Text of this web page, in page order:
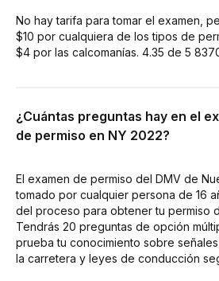
No hay tarifa para tomar el examen,
$10 por cualquiera de los tipos de
$4 por las calcomanías. 4.35 de 5
¿Cuántas preguntas hay en el
de permiso en NY 2022?
El examen de permiso del DMV de
tomado por cualquier persona de 16
del proceso para obtener tu permiso
Tendrás 20 preguntas de opción
prueba tu conocimiento sobre
la carretera y leyes de conducción